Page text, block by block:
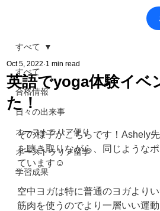
すべて
合格情報
日々の出来事
オーストラリア便り
オーストラリア留学
学習成果
すべて
英語でyoga体験イベ
た！
Oct 5, 2022 1 min read
その様子がこちらです！Ashely
を聴き取りながら、同じような
ています☺
空中ヨガは特に普通のヨガより
筋肉を使うのでより一層いい運